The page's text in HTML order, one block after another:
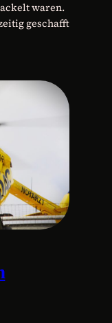
waren.
geschafft